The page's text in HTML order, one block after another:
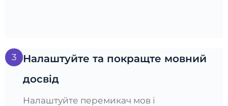
3
Налаштуйте та покращте мовний
досвід
Налаштуйте перемикач мов і